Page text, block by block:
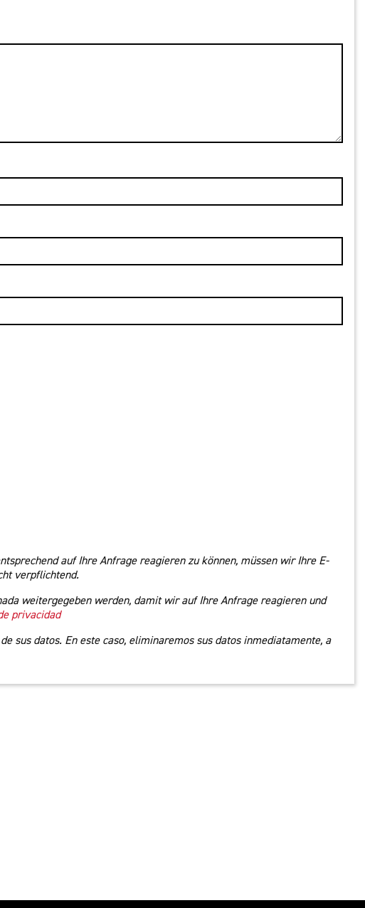
auf Ihre Anfrage reagieren zu können, müssen wir Ihre E-
verpflichtend.
weitergegeben werden, damit wir auf Ihre Anfrage reagieren und
privacidad
sus datos. En este caso, eliminaremos sus datos inmediatamente, a